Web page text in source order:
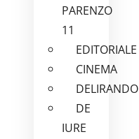
PARENZO
11
EDITORIALE
CINEMA
DELIRANDO
DE
IURE